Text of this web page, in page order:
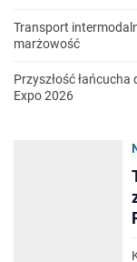
Transport
marżowość
Przyszłość
Expo 2026